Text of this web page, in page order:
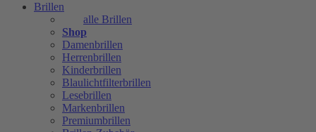
Brillen
alle Brillen
Shop
Damenbrillen
Herrenbrillen
Kinderbrillen
Blaulichtfilterbrillen
Lesebrillen
Markenbrillen
Premiumbrillen